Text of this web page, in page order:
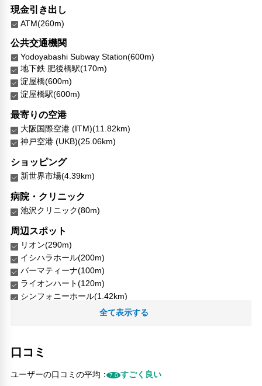
現金引き出し
ATM(260m)
公共交通機関
Yodoyabashi Subway Station(600m)
地下鉄 肥後橋駅(170m)
淀屋橋(600m)
淀屋橋駅(600m)
最寄りの空港
大阪国際空港 (ITM)(11.82km)
神戸空港 (UKB)(25.06km)
ショッピング
新世界市場(4.39km)
病院・クリニック
池沢クリニック(80m)
周辺スポット
リオン(290m)
イシハラホール(200m)
バーマティーナ(100m)
ライオンハート(120m)
シンフォニーホール(1.42km)
フローリストヒロコ(1.11km)
Cosme Store(2.56km)
FK-Park(710m)
GLÜCK(100m)
Higuchi Yakkyoku(1.47km)
全て表示する
口コミ
ユーザーの口コミの平均：7.0 すごく良い